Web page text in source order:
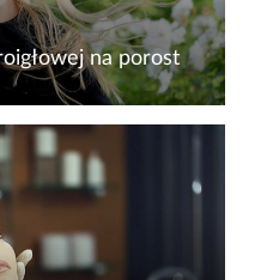
na porost
to jedna z najbardziej
wzrostu
stymulowania
skóry oraz poprawy